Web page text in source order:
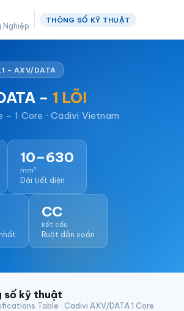
Nghiệp
THÔNG SỐ KỸ THUẬT
– AXV/DATA
– 1 LÕI
1 Core · Cadivi Vietnam
10–630
mm²
Dải tiết diện
CC
kết cấu
Ruột dẫn xoắn
số kỹ thuật
Table · Cadivi AXV/DATA 1 Core